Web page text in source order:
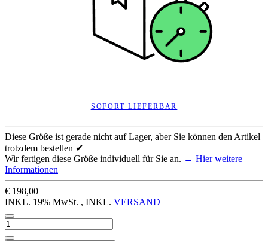
SOFORT LIEFERBAR
Diese Größe ist gerade nicht auf Lager, aber Sie können den Artikel
trotzdem bestellen ✔
Wir fertigen diese Größe individuell für Sie an. → Hier weitere
Informationen
€ 198,00
INKL. 19% MwSt. , INKL. VERSAND